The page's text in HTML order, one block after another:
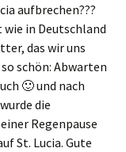
aufbrechen???
wie in Deutschland
das wir uns
schön: Abwarten
🙂 und nach
die
Regenpause
St. Lucia. Gute